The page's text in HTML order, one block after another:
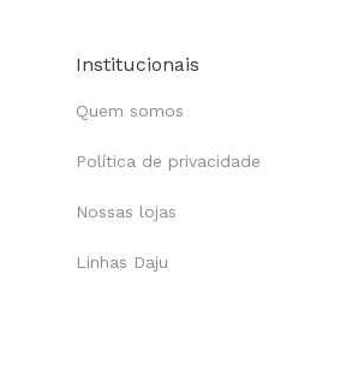
Institucionais
Quem somos
Política de privacidade
Nossas lojas
Linhas Daju